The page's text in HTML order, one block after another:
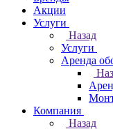
Акции
Услуги
Назад
Услуги
Аренда
Компания
Назад